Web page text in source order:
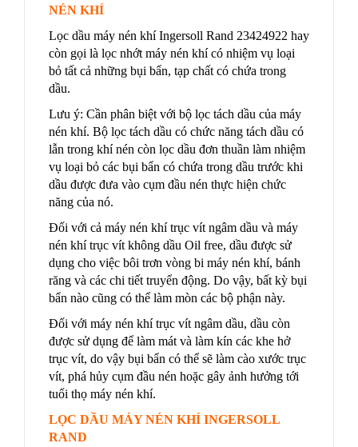
NÉN KHÍ
Lọc dầu máy nén khí Ingersoll Rand 23424922 hay
còn gọi là lọc nhớt máy nén khí có nhiệm vụ loại
bỏ tất cả những bụi bẩn, tạp chất có chứa trong
dầu.
Lưu ý: Cần phân biệt với bộ lọc tách dầu của máy
nén khí. Bộ lọc tách dầu có chức năng tách dầu có
lẫn trong khí nén còn lọc dầu đơn thuần làm nhiệm
vụ loại bỏ các bụi bẩn có chứa trong dầu trước khi
dầu được đưa vào cụm đầu nén thực hiện chức
năng của nó.
Đối với cả máy nén khí trục vít ngâm dầu và máy
nén khí trục vít không dầu Oil free, dầu được sử
dụng cho việc bôi trơn vòng bi máy nén khí, bánh
răng và các chi tiết truyển động. Do vậy, bất kỳ bụi
bẩn nào cũng có thể làm mòn các bộ phận này.
Đối với máy nén khí trục vít ngâm dầu, dầu còn
được sử dụng để làm mát và làm kín các khe hở
trục vít, do vậy bụi bẩn có thể sẽ làm cào xước trục
vít, phá hủy cụm đầu nén hoặc gây ảnh hưởng tới
tuổi thọ máy nén khí.
LỌC DẦU MÁY NÉN KHÍ INGERSOLL
RAND